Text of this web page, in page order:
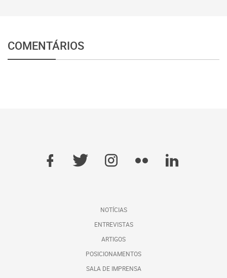
COMENTÁRIOS
NOTÍCIAS
ENTREVISTAS
ARTIGOS
POSICIONAMENTOS
SALA DE IMPRENSA